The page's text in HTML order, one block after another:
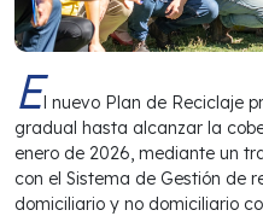
El nuevo Plan de Reciclaje
gradual hasta alcanzar la
enero de 2026, mediante un
con el Sistema de Gestión de
domiciliario y no domiciliario